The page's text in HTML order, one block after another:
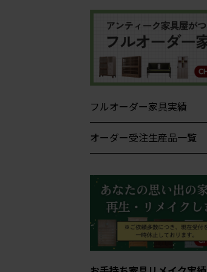
フルオーダー家具実績
オーダー受注生産品一覧